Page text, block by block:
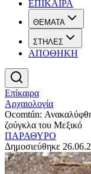
ΕΠΙΚΑΙΡΑ
ΘΕΜΑΤΑ
ΣΤΗΛΕΣ
ΑΠΟΘΗΚΗ
Επίκαιρα
Αρχαιολογία
Ocomtún:
ζούγκλα του Μεξικό
ΠΑΡΑΘΥΡΟ
Δημοσιεύθηκε